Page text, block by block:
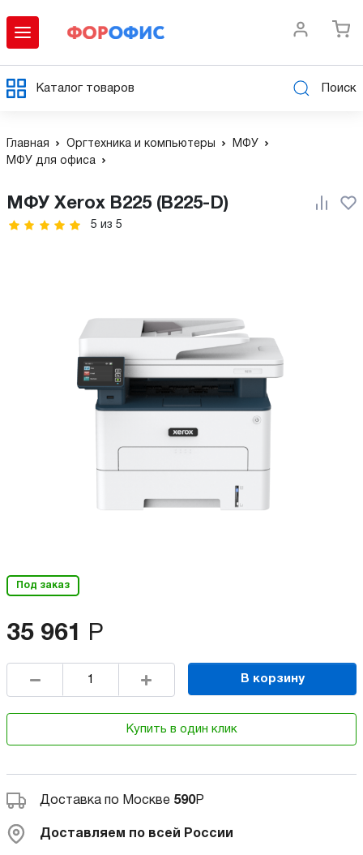
Каталог товаров Поиск
Главная Оргтехника и компьютеры
МФУ
МФУ для офиса
МФУ Xerox B225 (B225-D)
5 из 5
Под заказ
35 961 Р
В корзину
Купить в один клик
Доставка по Москве 590Р
Доставляем по всей России